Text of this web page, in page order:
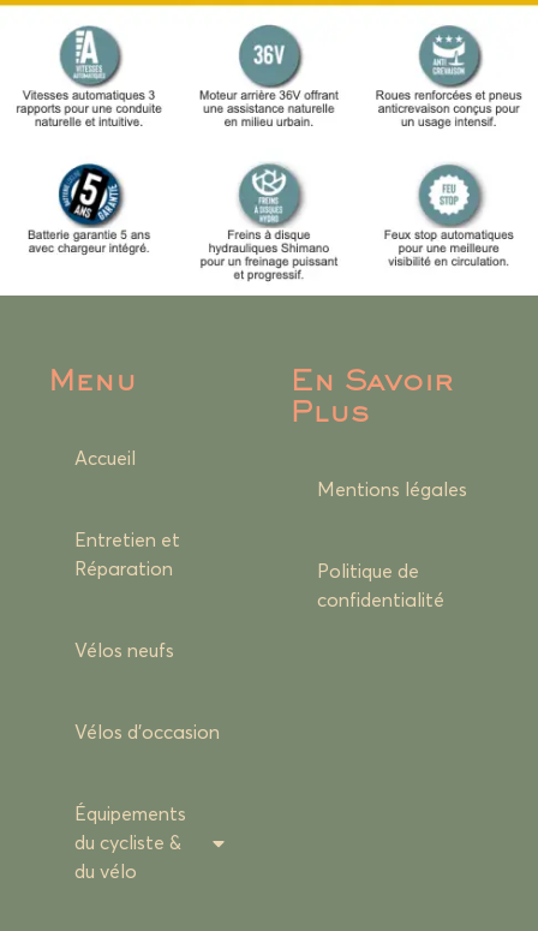
Menu
Accueil
Entretien et
Réparation
Vélos neufs
Vélos d’occasion
Équipements
du cycliste &
du vélo
En Savoir
Plus
Mentions légales
Politique de
confidentialité